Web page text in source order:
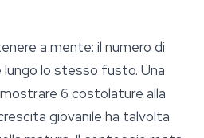
a mente: il numero di
lo stesso fusto. Una
6 costolature alla
giovanile ha talvolta